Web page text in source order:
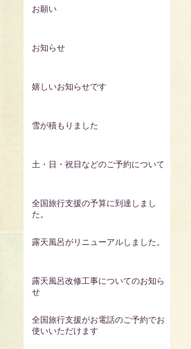
お願い
お知らせ
嬉しいお知らせです
雪が積もりました
土・日・祝日などのご予約について
全国旅行支援の予算に到達しまし
た。
露天風呂がリニューアルしました。
露天風呂改修工事についてのお知ら
せ
全国旅行支援がお電話のご予約でお
使いいただけます